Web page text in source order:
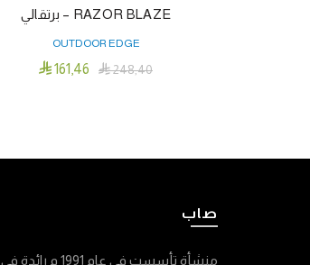
RAZOR BLAZE – برتقالي
OUTDOOR EDGE

248٫40  161٫46
صاب
منشأة تأسست في عام 1991 م رائدة في